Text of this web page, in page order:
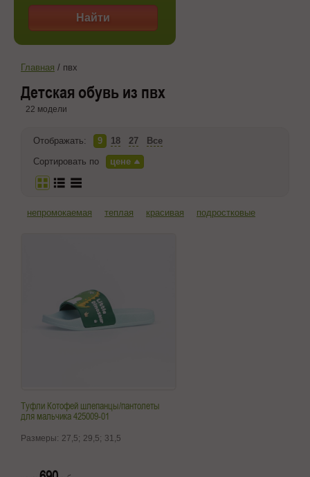
Найти
Главная / пвх
Детская обувь из пвх
22 модели
Отображать: 9 18 27
Все
Сортировать по
цене
непромокаемая теплая красивая подростковые
Туфли Котофей шлепанцы/пантолеты
для мальчика 425009-01
Размеры: 27,5; 29,5; 31,5